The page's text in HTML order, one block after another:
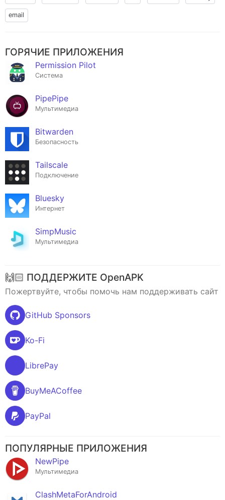
email
ГОРЯЧИЕ ПРИЛОЖЕНИЯ
Permission Pilot
Система
PipePipe
Мультимедиа
Bitwarden
Безопасность
Tailscale
Подключение
Bluesky
Интернет
SimpMusic
Мультимедиа
🙌🏻 ПОДДЕРЖИТЕ OpenAPK
Пожертвуйте, чтобы помочь нам поддерживать сайт
GitHub Sponsors
Ko-Fi
LibrePay
BuyMeACoffee
PayPal
ПОПУЛЯРНЫЕ ПРИЛОЖЕНИЯ
NewPipe
Мультимедиа
ClashMetaForAndroid